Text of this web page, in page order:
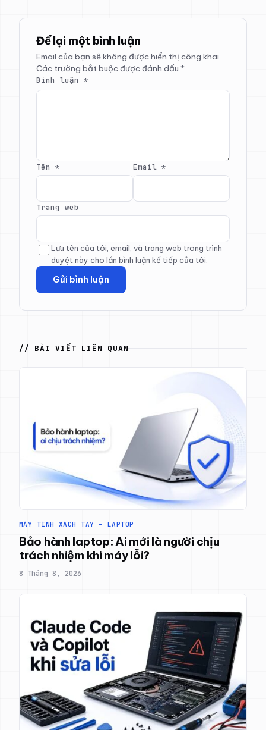
Để lại một bình luận
Email của bạn sẽ không được hiển thị công khai.
Các trường bắt buộc được đánh dấu *
Bình luận *
Tên * Email *
Trang web
Lưu tên của tôi, email, và trang web trong trình
duyệt này cho lần bình luận kế tiếp của tôi.
// BÀI VIẾT LIÊN QUAN
MÁY TÍNH XÁCH TAY – LAPTOP
Bảo hành laptop: Ai mới là người chịu
trách nhiệm khi máy lỗi?
8 Tháng 8, 2026